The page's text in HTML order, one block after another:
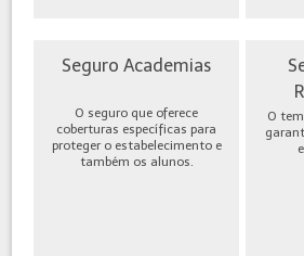
Seguro Academias
O seguro que oferece
coberturas específicas para
proteger o estabelecimento e
também os alunos.
O